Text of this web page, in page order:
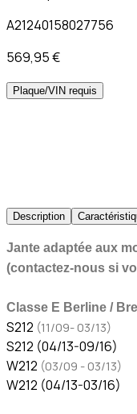
A21240158027756
569,95 €
Plaque/VIN requis
Description
Jante adaptée aux
(contactez-nous si
Classe E Berline /
S212 (11/09- 03/13)
S212 (04/13-09/16)
W212 (03/09 - 03/13)
​W212 (04/13-03/16)